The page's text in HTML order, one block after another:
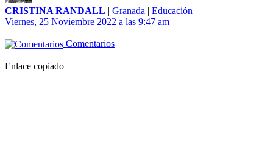
CRISTINA RANDALL | Granada | Educación
Viernes, 25 Noviembre 2022 a las 9:47 am
Comentarios
Enlace copiado